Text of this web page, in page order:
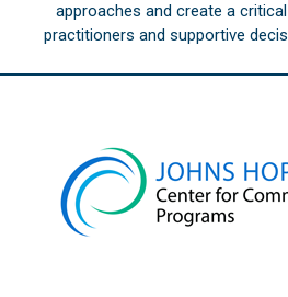
approaches and create a
practitioners and supportive